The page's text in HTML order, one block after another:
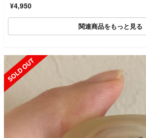
¥4,950
関連商品をもっと見る